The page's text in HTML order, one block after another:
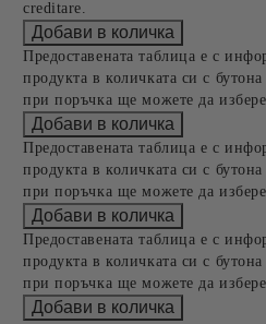
creditare.
Предоставената таблица е с
продукта в количката си с
при поръчка ще можете да
Предоставената таблица е с
продукта в количката си с
при поръчка ще можете да
Предоставената таблица е с
продукта в количката си с
при поръчка ще можете да